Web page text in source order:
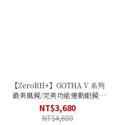
【ZeroRH+】GOTHA V 系列
最美風鏡/完美功能運動眼鏡 -
消光白
NT$3,680
NT$4,600